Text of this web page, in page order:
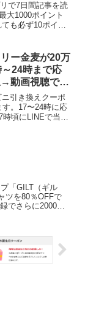
で7日間記事を読
大1000ポイント
も必ず10ポイン
なまとめサイ
ー金麦が20万
24時まで応
動画視聴で応
引き換えクーポ
。17〜24時に応
頃にLINEで当落
「GILT（ギル
ツを80％OFFで
でさらに2000円